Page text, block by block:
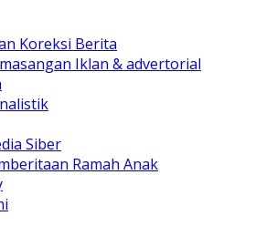
Koreksi Berita
Iklan & advertorial
Siber
Ramah Anak